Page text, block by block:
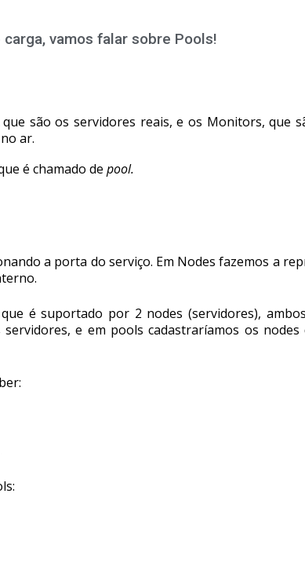
vamos falar sobre Pools!
são os servidores reais, e os Monitors, que
ar.
é chamado de pool.
a porta do serviço. Em Nodes fazemos a
é suportado por 2 nodes (servidores),
e em pools cadastraríamos os